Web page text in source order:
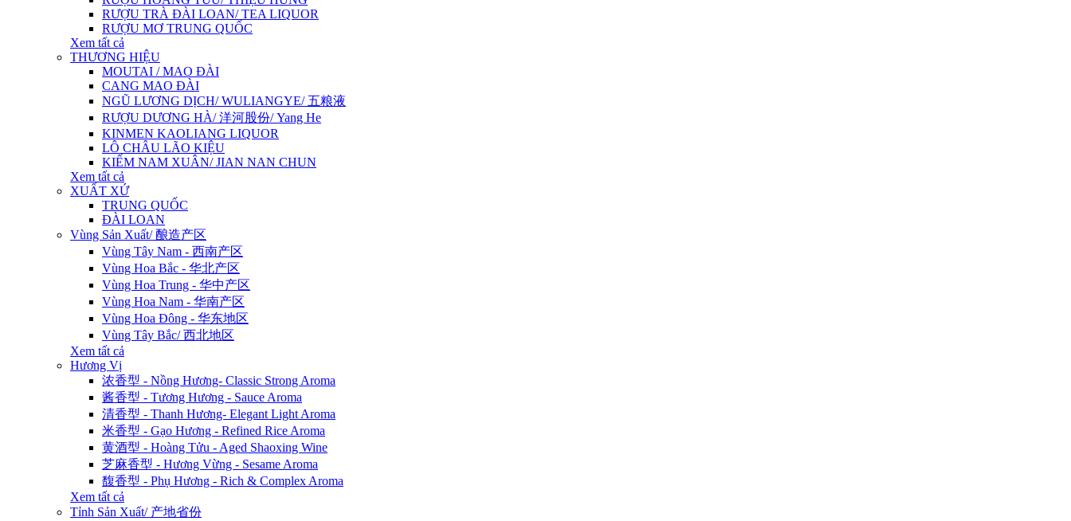
RƯỢU TRÀ ĐÀI LOAN/ TEA LIQUOR
RƯỢU MƠ TRUNG QUỐC
Xem tất cả
THƯƠNG HIỆU
MOUTAI / MAO ĐÀI
CANG MAO ĐÀI
NGŨ LƯƠNG DỊCH/ WULIANGYE/ 五粮液
RƯỢU DƯƠNG HÀ/ 洋河股份/ Yang He
KINMEN KAOLIANG LIQUOR
LÔ CHÂU LÃO KIỆU
KIẾM NAM XUÂN/ JIAN NAN CHUN
Xem tất cả
XUẤT XỨ
TRUNG QUỐC
ĐÀI LOAN
Vùng Sản Xuất/ 酿造产区
Vùng Tây Nam - 西南产区
Vùng Hoa Bắc - 华北产区
Vùng Hoa Trung - 华中产区
Vùng Hoa Nam - 华南产区
Vùng Hoa Đông - 华东地区
Vùng Tây Bắc/ 西北地区
Xem tất cả
Hương Vị
浓香型 - Nồng Hương- Classic Strong Aroma
酱香型 - Tương Hương - Sauce Aroma
清香型 - Thanh Hương- Elegant Light Aroma
米香型 - Gạo Hương - Refined Rice Aroma
黄酒型 - Hoàng Tửu - Aged Shaoxing Wine
芝麻香型 - Hương Vừng - Sesame Aroma
馥香型 - Phụ Hương - Rich & Complex Aroma
Xem tất cả
Tỉnh Sản Xuất/ 产地省份